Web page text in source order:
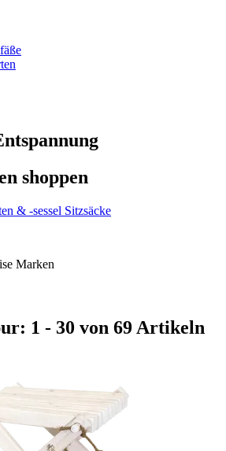
shoppen
& -sessel Sitzsäcke
Marken
1 - 30 von 69 Artikeln